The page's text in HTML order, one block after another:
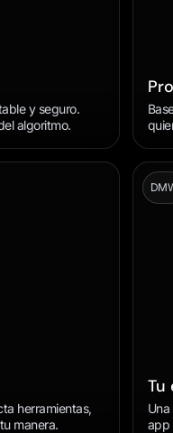
y seguro.
algoritmo.
herramientas,
manera.
Tu
app